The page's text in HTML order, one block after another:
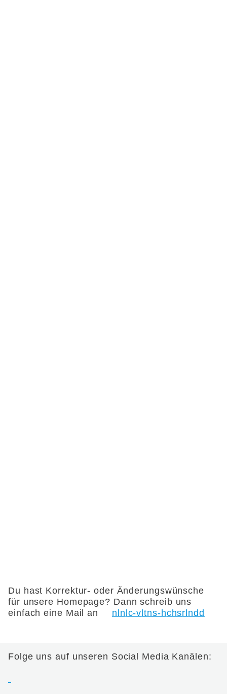
Du hast Korrektur- oder Änderungswünsche
für unsere Homepage? Dann schreib uns
einfach eine Mail an
nl n c-v ltns-hchsrl ndd
Folge uns auf unseren Social Media Kanälen: